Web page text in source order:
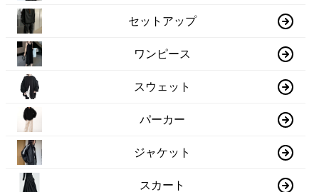
セットアップ
ワンピース
スウェット
パーカー
ジャケット
スカート